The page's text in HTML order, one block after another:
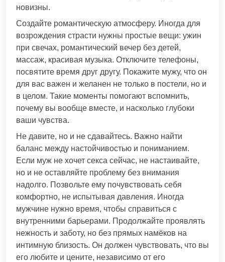
новизны.
Создайте романтическую атмосферу. Иногда для
возрождения страсти нужны простые вещи: ужин
при свечах, романтический вечер без детей,
массаж, красивая музыка. Отключите телефоны,
посвятите время друг другу. Покажите мужу, что он
для вас важен и желанен не только в постели, но и
в целом. Такие моменты помогают вспомнить,
почему вы вообще вместе, и насколько глубоки
ваши чувства.
Не давите, но и не сдавайтесь. Важно найти
баланс между настойчивостью и пониманием.
Если муж не хочет секса сейчас, не настаивайте,
но и не оставляйте проблему без внимания
надолго. Позвольте ему почувствовать себя
комфортно, не испытывая давления. Иногда
мужчине нужно время, чтобы справиться с
внутренними барьерами. Продолжайте проявлять
нежность и заботу, но без прямых намёков на
интимную близость. Он должен чувствовать, что вы
его любите и цените, независимо от его